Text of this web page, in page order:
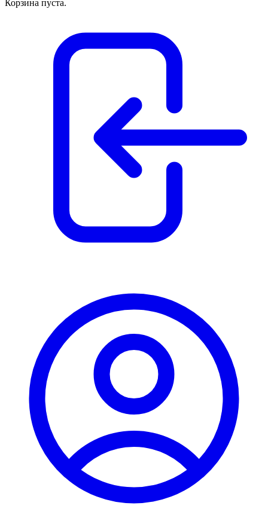
Корзина пуста.